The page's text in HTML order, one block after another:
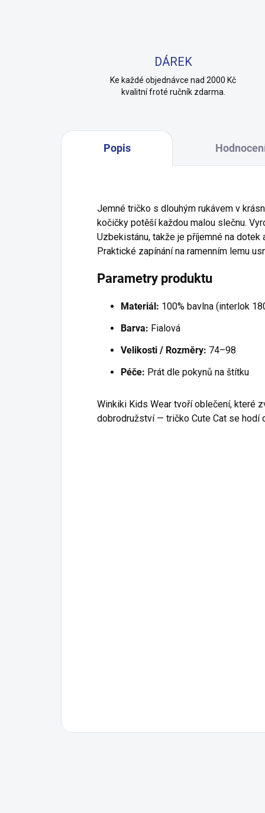
DÁREK
Ke každé objednávce nad 2000 Kč
kvalitní froté ručník zdarma.
Popis
Jemné tričko s dlouhým rukávem v
kočičky potěší každou malou slečnu.
Uzbekistánu, takže je příjemné na
Praktické zapínání na ramenním lemu
Parametry produktu
Materiál: 100% bavlna (interlok
Barva: Fialová
Velikosti / Rozměry: 74–98
Péče: Prát dle pokynů na štítku
Winkiki Kids Wear tvoří oblečení, které
dobrodružství — tričko Cute Cat se hodí